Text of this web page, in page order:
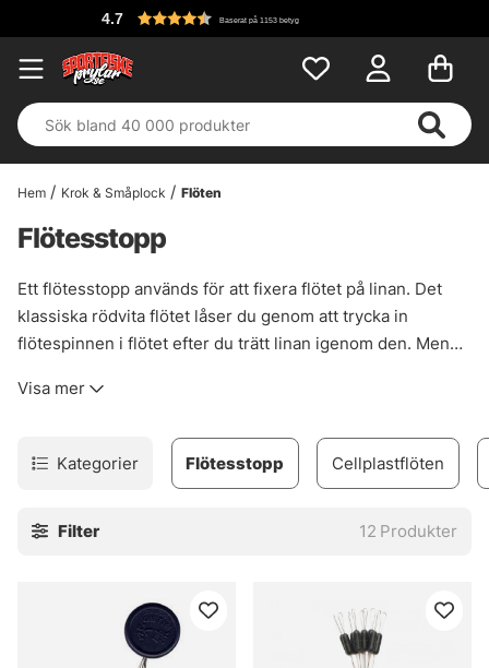
4.7 Baserat på 1153 betyg
Hem Krok & Småplock Flöten
Flötesstopp
Ett flötesstopp används för att fixera flötet på linan. Det
klassiska rödvita flötet låser du genom att trycka in
flötespinnen i flötet efter du trätt linan igenom den. Men
flötesstopp måste användas för att det skall fixeras vid det
Visa mer
Kategorier Cellplastflöten
Flötesstopp
Filter 12 Produkter